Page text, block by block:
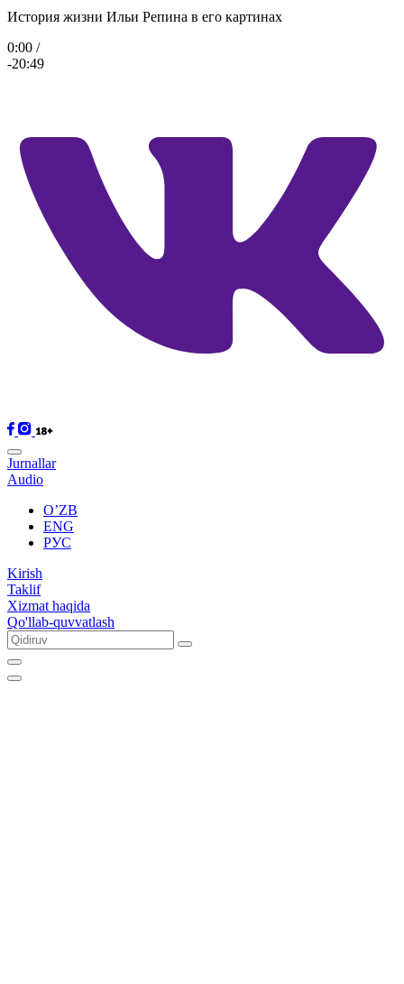
История жизни Ильи Репина в его картинах
0:00 /
-20:49
Jurnallar
Audio
O’ZB
ENG
РУС
Kirish
Taklif
Xizmat haqida
Qo'llab-quvvatlash